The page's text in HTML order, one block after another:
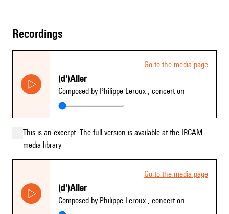
recordings
Go to the media page
(d')Aller
Composed by Philippe Leroux , concert on
This is an excerpt. The full version is available at the IRCAM
media library
Go to the media page
(d')Aller
Composed by Philippe Leroux , concert on